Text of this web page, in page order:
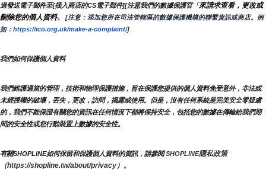
過發送電子郵件至{插入商店的CS電子郵件][注意我們的數據保護官「來請求查看，更改或
刪除您的個人資料。
[注意：添加您所在司法管轄區的數據保護機構的聯繫資訊或商店。例
如： https://ico.org.uk/make-a-complaint/]
我們如何保護個人資料
我們維護適當的管理，技術和物理保護措施，旨在保護您提供的個人資料免受意外，非法或
未經授權的破壞，丟失，更改，訪問，揭露或使用。但是，沒有任何系統是完美安全零疑慮
的，我們不能保證有關您的資訊在任何情況下都將保持安全，包括您的數據在傳輸給我們期
間的安全性或您行動裝置上數據的安全性。
有關SHOPLINE如何保留和保護個人資料的資訊，請參閱 SHOPLINE隱私政策
（https://shopline.tw/about/privacy）。